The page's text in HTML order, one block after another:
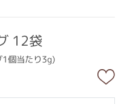
12袋
1個当たり3g)